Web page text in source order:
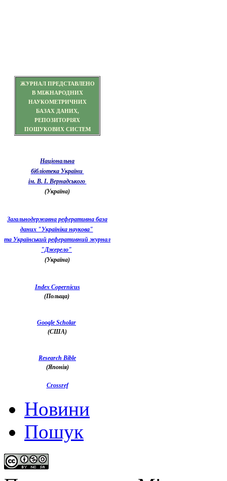
ЖУРНАЛ ПРЕДСТАВЛЕНО
В МІЖНАРОДНИХ
НАУКОМЕТРИЧНИХ
БАЗАХ ДАНИХ,
РЕПОЗИТОРІЯХ
ПОШУКОВИХ СИСТЕМ
Національна
бібліотека України
ім. В. І. Вернадського
(Україна)
Загальнодержавна реферативна база
даних "Україніка наукова"
та Український реферативний журнал
"Джерело"
(Україна)
Index Copernicus
(Польща)
Google Scholar
(США)
Research Bible
(Японія)
Crossref
Новини
Пошук